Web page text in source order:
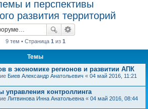
и перспективы
развития территорий
9 тем • Страница 1 из 1
Темы
в экономике регионов и развитии АПК
Биев Александр Анатольевич « 04 май 2016, 11:21
управления контроллинга
Литвинова Инна Анатольевна « 04 май 2016, 08:44